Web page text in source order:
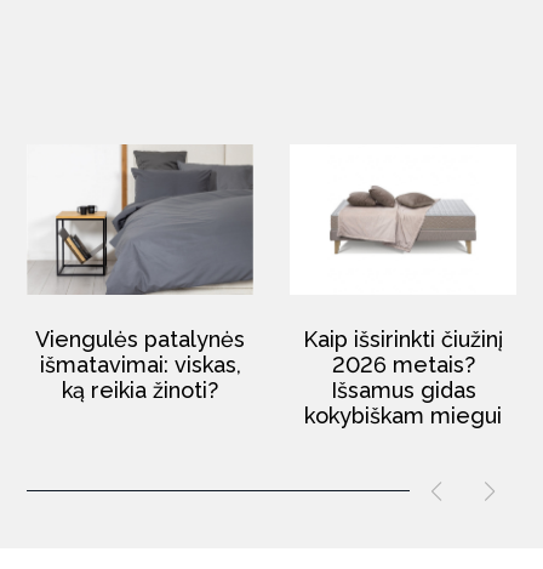
Viengulės patalynės
išmatavimai: viskas,
ką reikia žinoti?
Kaip išsirinkti čiužinį
2026 metais?
Išsamus gidas
kokybiškam miegui